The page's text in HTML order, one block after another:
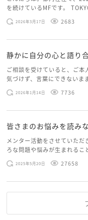
を続けているMFです。
げたいという想いから、勇気
稿してみようと思います。少
2026年3月17日 2683
静かに自分の心と語り
ご相談を受けていると、ご本
気づけず、言葉にできないま
ースがありますお悩みという
層心理）に触れることで、ま
2026年1月14日 7736
皆さまのお悩みを読み
メンター活動をさせていた
ろな問題や悩みが生まれるこ
のお悩みを読みながら 「み
だけじゃないんだな」と、逆
2025年5月20日 27658